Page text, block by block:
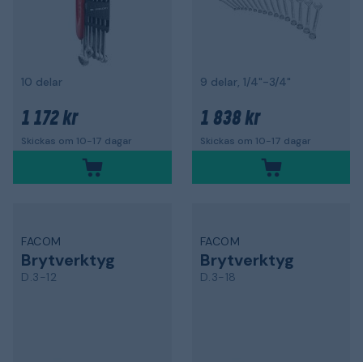
10 delar
1 172 kr
Skickas om 10-17 dagar
9 delar, 1/4"-3/4"
1 838 kr
Skickas om 10-17 dagar
FACOM
Brytverktyg
D.3-12
FACOM
Brytverktyg
D.3-18